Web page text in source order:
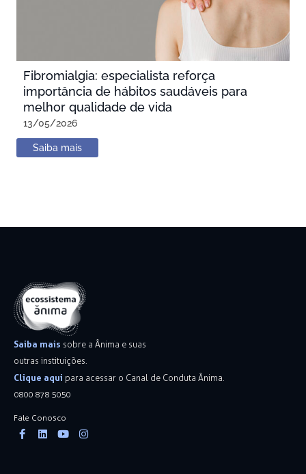
Fibromialgia: especialista reforça
importância de hábitos saudáveis para
melhor qualidade de vida
13/05/2026
Saiba mais
Saiba mais sobre a Ânima e suas
outras instituições.
Clique aqui para acessar o Canal de Conduta Ânima.
0800 878 5050
Fale Conosco
Facebook-
f
Linkedin
YoutubeInstagram